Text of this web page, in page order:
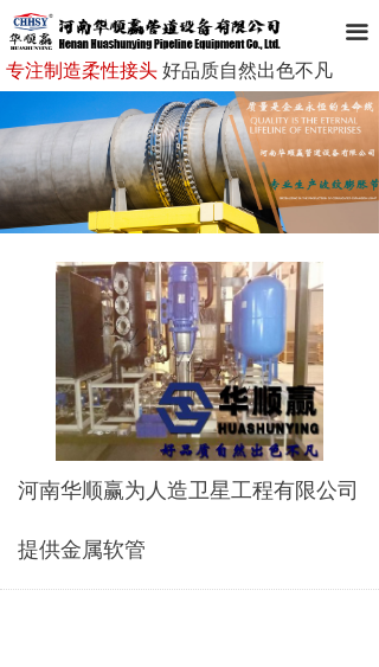
끀
网站首页
走进华顺赢
华顺赢产品
新闻资讯
成功案例
在线留言
联系我们
专注制造柔性接头好品质自然出色不凡
河南华顺赢为人造卫星工程有限公司
提供金属软管